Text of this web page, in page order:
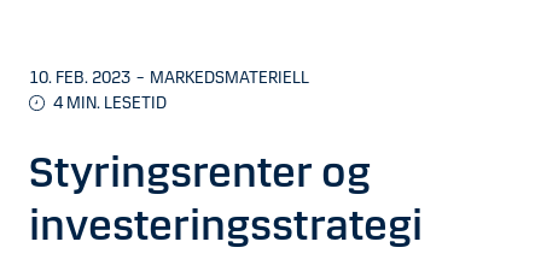
10. FEB. 2023 – MARKEDSMATERIELL
4MIN. LESETID
Styringsrenter og
investeringsstrategi